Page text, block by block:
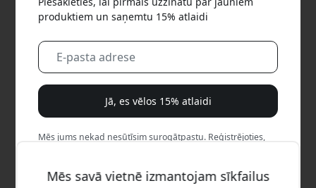
Mēs savā vietnē izmantojam sīkfailus
produktiem un saņemtu 15% atlaidi
Jā, es vēlos 15% atlaidi
Mēs jums nekad nesūtīsim surogātpastu. Reģistrējoties,